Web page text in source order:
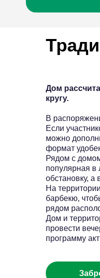
Дом
кругу.
В
Если
можно
формат
Рядом с
популярная в
обстановку,
На
барбекю,
рядом
Дом и
провести
программу